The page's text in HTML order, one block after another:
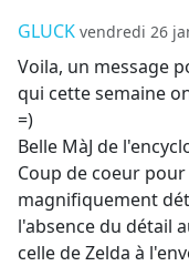
GLUCK vendredi 26
Voila, un message
qui cette semaine
=)
Belle MàJ de
Coup de coeur
magnifiquement
l'absence du détail
celle de Zelda à